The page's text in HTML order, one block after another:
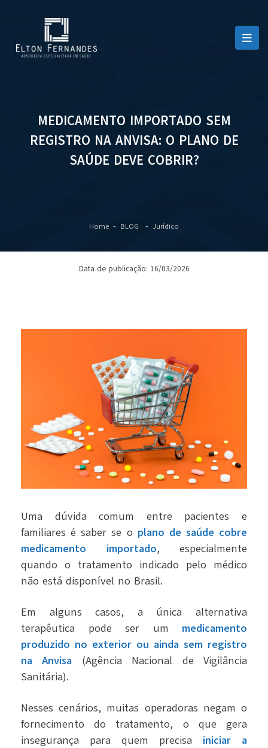
MEDICAMENTO IMPORTADO SEM
REGISTRO NA ANVISA: O PLANO DE
SAÚDE DEVE COBRIR?
Home BLOG Jurídico
Data de publicação: 16/03/2026
Uma dúvida comum entre pacientes e
familiares é saber se o plano de saúde cobre
medicamento importado, especialmente
quando o tratamento indicado pelo médico
não está disponível no Brasil.
Em alguns casos, a única alternativa
terapêutica pode ser um medicamento
produzido no exterior ou ainda sem registro
na Anvisa (Agência Nacional de Vigilância
Sanitária).
Nesses cenários, muitas operadoras negam o
fornecimento do tratamento, o que gera
insegurança para quem precisa iniciar a